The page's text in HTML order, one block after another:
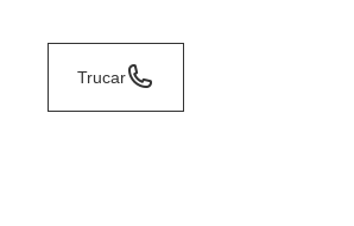
Trucar